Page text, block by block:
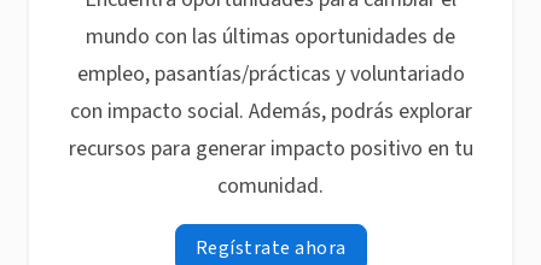
mundo con las últimas oportunidades de
empleo, pasantías/prácticas y voluntariado
con impacto social. Además, podrás explorar
recursos para generar impacto positivo en tu
comunidad.
Regístrate ahora